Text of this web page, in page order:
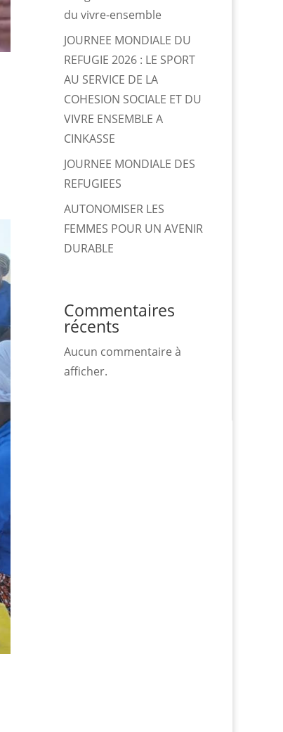
du vivre-ensemble
JOURNEE MONDIALE DU
REFUGIE 2026 : LE SPORT
AU SERVICE DE LA
COHESION SOCIALE ET DU
VIVRE ENSEMBLE A
CINKASSE
JOURNEE MONDIALE DES
REFUGIEES
AUTONOMISER LES
FEMMES POUR UN AVENIR
DURABLE
Commentaires
récents
Aucun commentaire à
afficher.